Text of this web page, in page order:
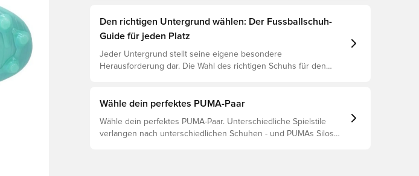
Den richtigen Untergrund wählen: Der Fussballschuh-
Guide für jeden Platz
Jeder Untergrund stellt seine eigene besondere
Herausforderung dar. Die Wahl des richtigen Schuhs für den
Lies weiter, um herauszufinden, welche Schuhe die beste Wahl
Wähle dein perfektes PUMA-Paar
Wähle dein perfektes PUMA-Paar. Unterschiedliche Spielstile
verlangen nach unterschiedlichen Schuhen - und PUMAs Silos